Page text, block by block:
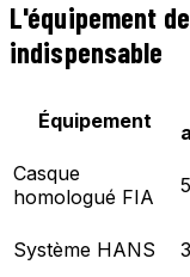
L'équipement
indispensable
Équipement
Casque
homologué FIA
Système HANS